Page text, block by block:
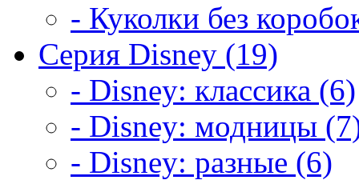
- Куколки без
Серия Disney (19)
- Disney: классика (6)
- Disney: модницы
- Disney: разные (6)